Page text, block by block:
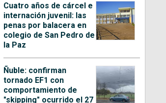
Cuatro años de cárcel e
internación juvenil: las
penas por balacera en
colegio de San Pedro de
la Paz
Ñuble: confirman
tornado EF1 con
comportamiento de
"skipping" ocurrido el 27